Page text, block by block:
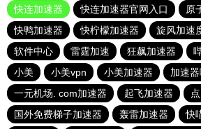
快连加速器
快连加速器官网入口
原
快鸭加速器
快柠檬加速器 旋风加速
软件中心
雷霆加速 狂飙加速器
小美
小美vpn 小美加速器
加速
一元机场. com加速器
起飞加速器
国外免费梯子加速器
轰雷加速器
快